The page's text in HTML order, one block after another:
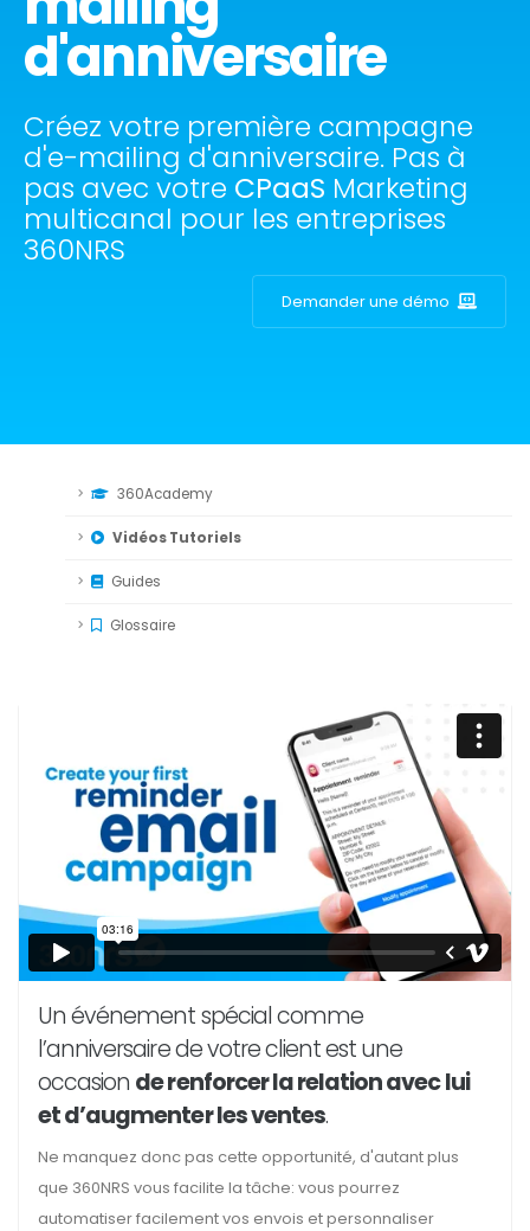
d'anniversaire
Créez votre première campagne
d'e-mailing d'anniversaire. Pas à
pas avec votre CPaaS Marketing
multicanal pour les entreprises
360NRS
Demander une démo
360Academy
Vidéos Tutoriels
Guides
Glossaire
Un événement spécial comme
l’anniversaire de votre client est une
occasion de renforcer la relation avec lui
et d’augmenter les ventes.
Ne manquez donc pas cette opportunité, d'autant plus
que 360NRS vous facilite la tâche: vous pourrez
automatiser facilement vos envois et personnaliser